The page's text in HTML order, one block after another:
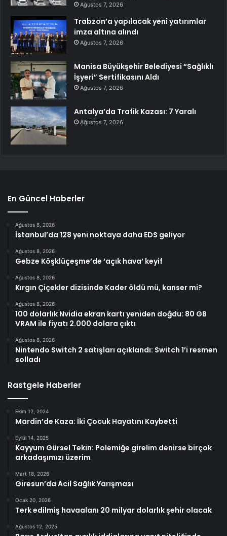
Ağustos 7, 2026
Trabzon’a yapılacak yeni yatırımlar
imza altına alındı
Ağustos 7, 2026
Manisa Büyükşehir Belediyesi “Sağlıklı
İşyeri” Sertifikasını Aldı
Ağustos 7, 2026
Antalya’da Trafik Kazası: 7 Yaralı
Ağustos 7, 2026
En Güncel Haberler
Ağustos 8, 2026
İstanbul’da 128 yeni noktaya daha EDS geliyor
Ağustos 8, 2026
Gebze Köşklüçeşme’de ‘açık hava’ keyif
Ağustos 8, 2026
Kırgın Çiçekler dizisinde Kader öldü mü, kanser mi?
Ağustos 8, 2026
100 dolarlık Nvidia ekran kartı yeniden doğdu: 80 GB
VRAM ile fiyatı 2.000 dolara çıktı
Ağustos 8, 2026
Nintendo Switch 2 satışları açıklandı: Switch 1’i resmen
solladı
Rastgele Haberler
Ekim 12, 2024
Mardin’de Kaza: İki Çocuk Hayatını Kaybetti
Eylül 14, 2025
Kayyum Gürsel Tekin: Polemiğe girelim denirse birçok
arkadaşımızı üzerim
Mart 18, 2026
Giresun’da Acil Sağlık Yarışması
Ocak 20, 2026
Terk edilmiş havaalanı 20 milyar dolarlık şehir olacak
Ağustos 12, 2025